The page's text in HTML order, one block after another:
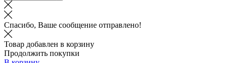
Спасибо, Ваше сообщение отправлено!
Товар добавлен в корзину
Продолжить покупки